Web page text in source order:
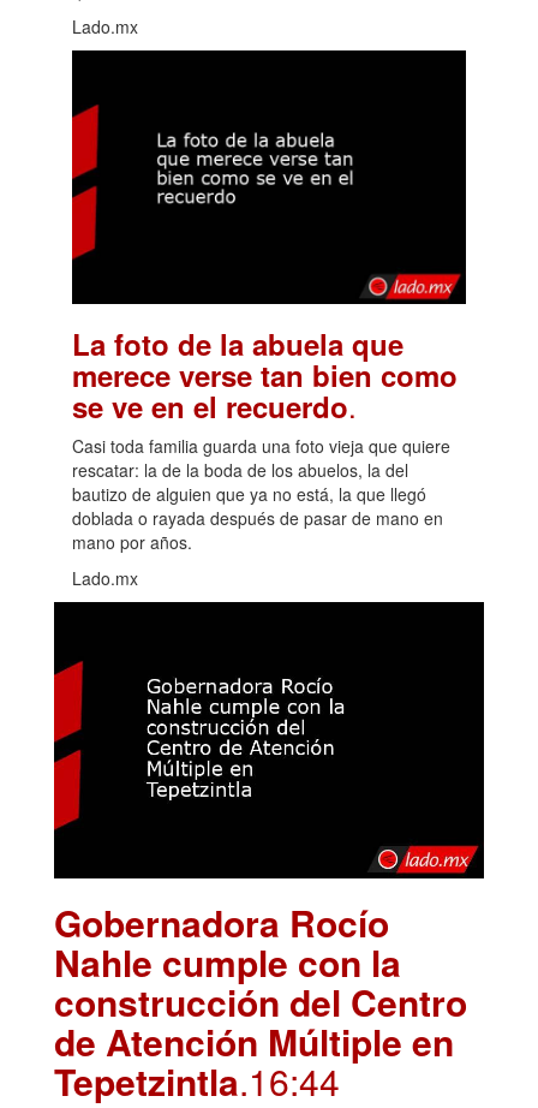
Lado.mx
La foto de la abuela que
merece verse tan bien como
se ve en el recuerdo.
Casi toda familia guarda una foto vieja que quiere
rescatar: la de la boda de los abuelos, la del
bautizo de alguien que ya no está, la que llegó
doblada o rayada después de pasar de mano en
mano por años.
Lado.mx
Gobernadora Rocío
Nahle cumple con la
construcción del Centro
de Atención Múltiple en
Tepetzintla.16:44